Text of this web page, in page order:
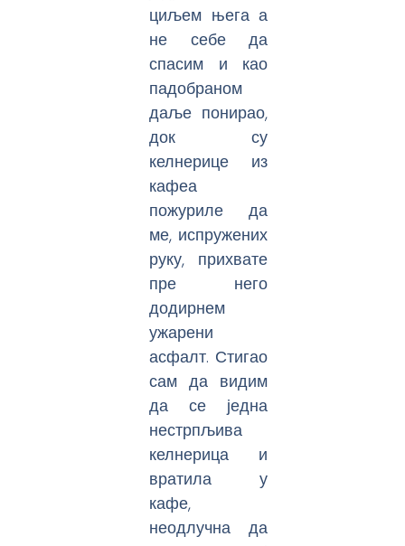
циљем њега а
не себе да
спасим и као
падобраном
даље понирао,
док су
келнерице из
кафеа
пожуриле да
ме, испружених
руку, прихвате
пре него
додирнем
ужарени
асфалт. Стигао
сам да видим
да се једна
нестрпљива
келнерица и
вратила у
кафе,
неодлучна да